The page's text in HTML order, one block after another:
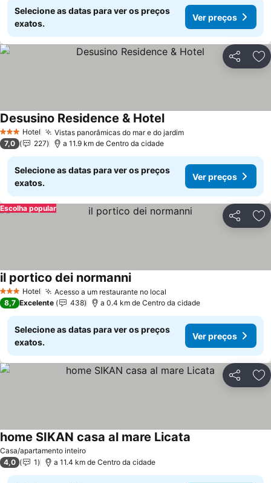
Selecione as datas para ver os preços
exatos.
Ver preços
Partilhar
3 EstrelasHotel Vistas panorâmicas do mar e do jardimVer preços
Desusino Residence & HotelVer preços
7,0 227 a 11.9 km de Centro da cidade
Selecione as datas para ver os preços
exatos.
Ver preços
Partilhar
Escolha popular
3 EstrelasHotel Acesso a um restaurante no local
il portico dei normanniVer preços
8,7 Excelente 438 a 0.4 km de Centro da cidade
Selecione as datas para ver os preços
exatos.
Ver preços
Partilhar
Casa/apartamento inteiro
home SIKAN casa al mare Licata
4,0 1 a 11.4 km de Centro da cidade